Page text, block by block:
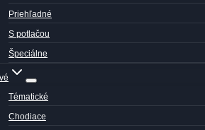
Priehľadné
S potlačou
Špeciálne
Tématické
Chodiace